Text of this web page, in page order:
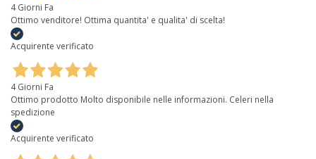
4 Giorni Fa
Ottimo venditore! Ottima quantita' e qualita' di scelta!
Acquirente verificato
4 Giorni Fa
Ottimo prodotto Molto disponibile nelle informazioni. Celeri nella
spedizione
Acquirente verificato